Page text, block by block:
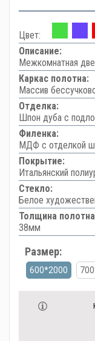
Цвет:
Описание:
Межкомнатная
Каркас полотна:
Массив
Отделка:
Шпон дуба с
Филенка:
МДФ с отделкой
Покрытие:
Итальянский
Стекло:
Белое
Толщина
38мм
Размер:
600*2000